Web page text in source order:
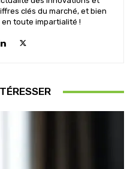
clés du marché, et bien
toute impartialité !